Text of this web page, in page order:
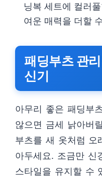
닝복 세트에 컬러
여운 매력을 더할
패딩부츠 관
신기
아무리 좋은 패딩부
않으면 금세 낡아버
부츠를 새 옷처럼 오
아두세요. 조금만 신
스타일을 유지할 수